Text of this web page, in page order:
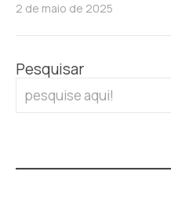
2 de maio de 2025
Pesquisar